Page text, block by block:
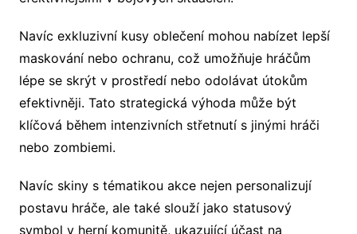
Navíc exkluzivní kusy oblečení mohou nabízet lepší
maskování nebo ochranu, což umožňuje hráčům
lépe se skrýt v prostředí nebo odolávat útokům
efektivněji. Tato strategická výhoda může být
klíčová během intenzivních střetnutí s jinými hráči
nebo zombiemi.
Navíc skiny s tématikou akce nejen personalizují
postavu hráče, ale také slouží jako statusový
symbol v herní komunitě, ukazující účast na